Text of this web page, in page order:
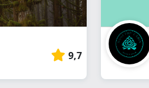
9,7